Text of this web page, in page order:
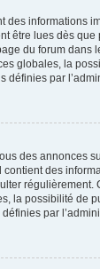
des informations
être lues dès
du forum dans
globales, la
définies par
des annonces
des
régulièrement.
la possibilité de
par